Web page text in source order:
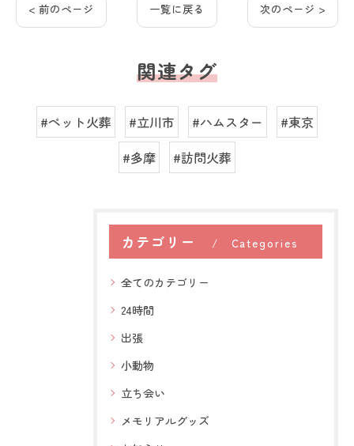
< 前のページ 一覧に戻る 次のページ >
関連タグ
#ペット火葬 #立川市 #ハムスター
#東京
#多摩
#訪問火葬
カテゴリー Categories
全てのカテゴリー
24時間
出張
小動物
立ち会い
メモリアルグッズ